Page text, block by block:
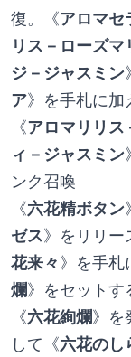
復。《アロマセ
リス－ローズマ
ジ－ジャスミン
ア》を手札に加
《アロマリリス
ィ－ジャスミン
ンク召喚
《六花精ボタン
ゼス》をリリー
花来々》を手札
爛》をセットす
《六花絢爛》を
して《六花のし